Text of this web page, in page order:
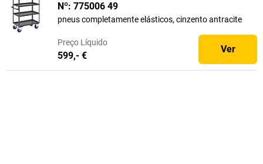
Nº: 775006 49
pneus completamente elásticos, cinzento antracite
Preço Líquido
599,- €
Ver